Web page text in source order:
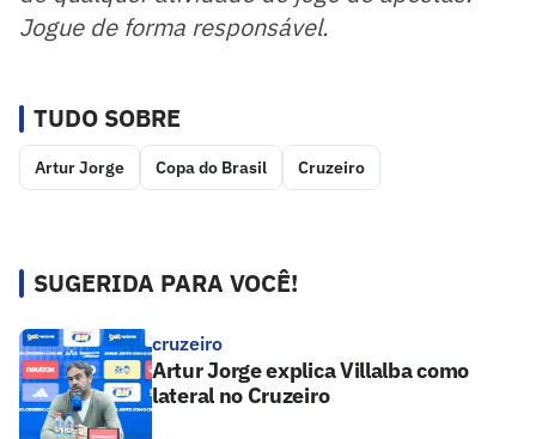
Jogue de forma responsável.
TUDO SOBRE
Artur Jorge Copa do Brasil Cruzeiro
SUGERIDA PARA VOCÊ!
cruzeiro
Artur Jorge explica Villalba como
lateral no Cruzeiro